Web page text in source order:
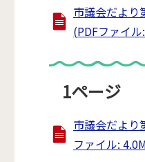
市議会だより
(PDFファイ
1ページ
市議会だより
ファイル: